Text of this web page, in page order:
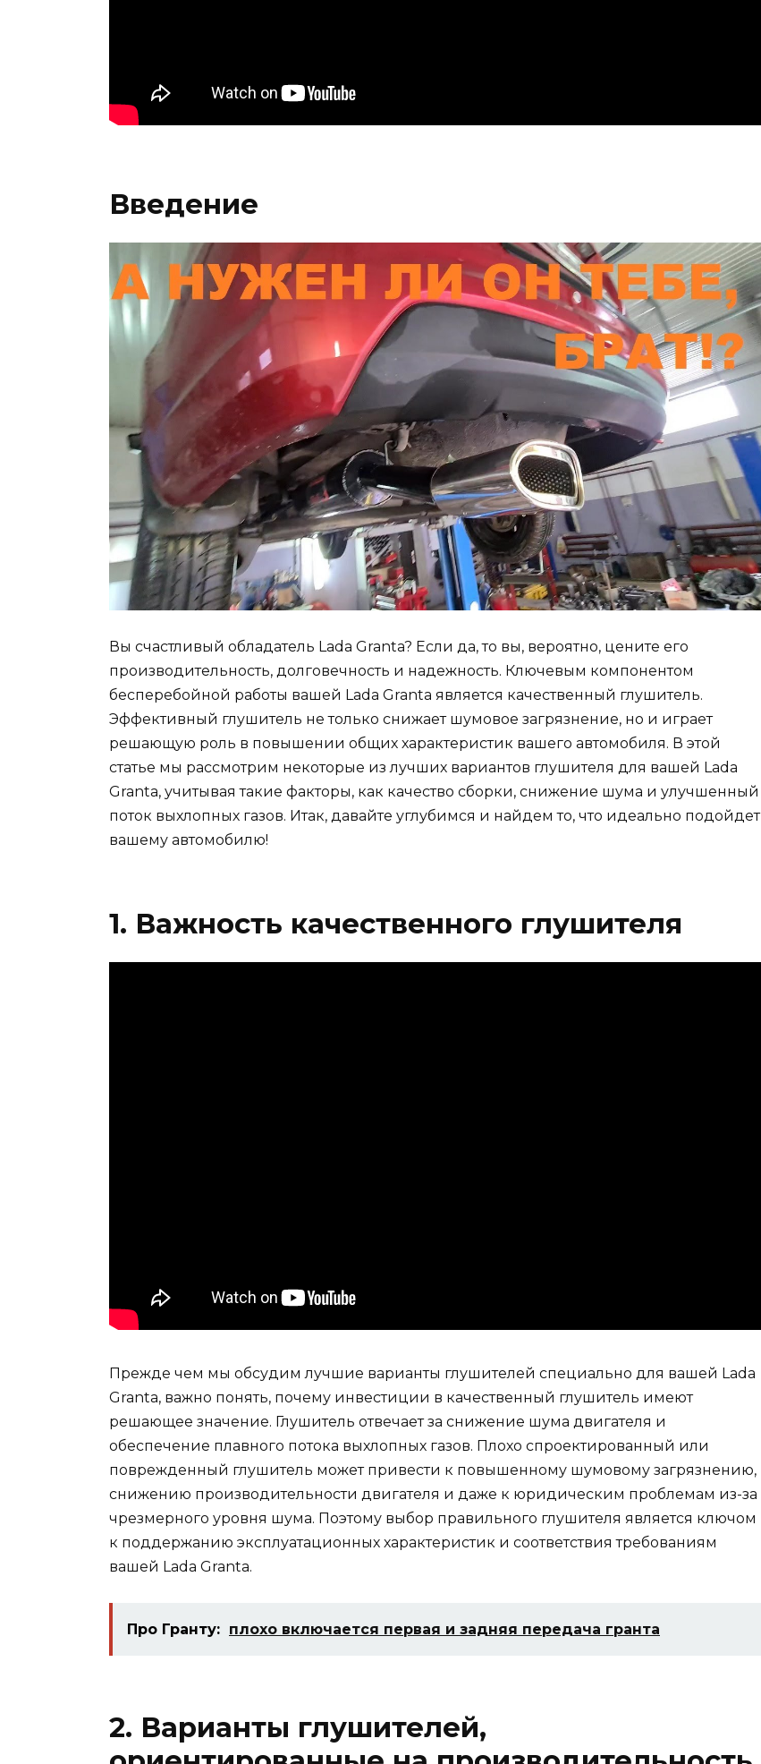
Введение
Вы счастливый обладатель Lada Granta? Если да, то вы, вероятно, цените его
производительность, долговечность и надежность. Ключевым компонентом
бесперебойной работы вашей Lada Granta является качественный глушитель.
Эффективный глушитель не только снижает шумовое загрязнение, но и играет
решающую роль в повышении общих характеристик вашего автомобиля. В этой
статье мы рассмотрим некоторые из лучших вариантов глушителя для вашей Lada
Granta, учитывая такие факторы, как качество сборки, снижение шума и улучшенный
поток выхлопных газов. Итак, давайте углубимся и найдем то, что идеально подойдет
вашему автомобилю!
1. Важность качественного глушителя
Прежде чем мы обсудим лучшие варианты глушителей специально для вашей Lada
Granta, важно понять, почему инвестиции в качественный глушитель имеют
решающее значение. Глушитель отвечает за снижение шума двигателя и
обеспечение плавного потока выхлопных газов. Плохо спроектированный или
поврежденный глушитель может привести к повышенному шумовому загрязнению,
снижению производительности двигателя и даже к юридическим проблемам из-за
чрезмерного уровня шума. Поэтому выбор правильного глушителя является ключом
к поддержанию эксплуатационных характеристик и соответствия требованиям
вашей Lada Granta.
Про Гранту: плохо включается первая и задняя передача гранта
2. Варианты глушителей,